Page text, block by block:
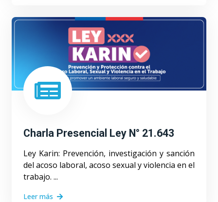
Charla Presencial Ley N° 21.643
Ley Karin: Prevención, investigación y sanción
del acoso laboral, acoso sexual y violencia en el
trabajo. ...
Leer más